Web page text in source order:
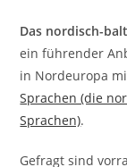
Das nordisch-
ein führender
in Nordeuropa
Sprachen (die
Sprachen).
Gefragt sind